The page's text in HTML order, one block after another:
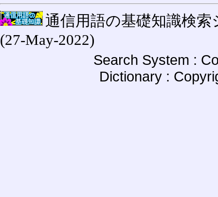
通信用語の基礎知識検索
(27-May-2022)
Search System :
Dictionary :